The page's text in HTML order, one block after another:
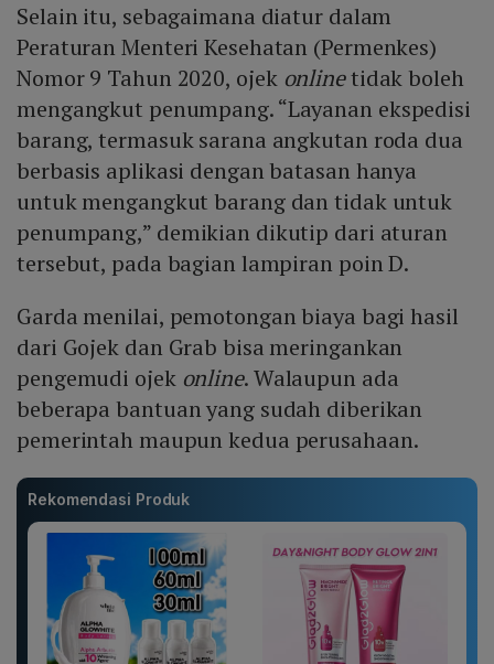
Selain itu, sebagaimana diatur dalam
Peraturan Menteri Kesehatan (Permenkes)
Nomor 9 Tahun 2020, ojek onlinetidak boleh
mengangkut penumpang. “Layanan ekspedisi
barang, termasuk sarana angkutan roda dua
berbasis aplikasi dengan batasan hanya
untuk mengangkut barang dan tidak untuk
penumpang,” demikian dikutip dari aturan
tersebut, pada bagian lampiran poin D.
Garda menilai, pemotongan biaya bagi hasil
dari Gojek dan Grab bisa meringankan
pengemudi ojek online. Walaupun ada
beberapa bantuan yang sudah diberikan
pemerintah maupun kedua perusahaan.
Rekomendasi Produk